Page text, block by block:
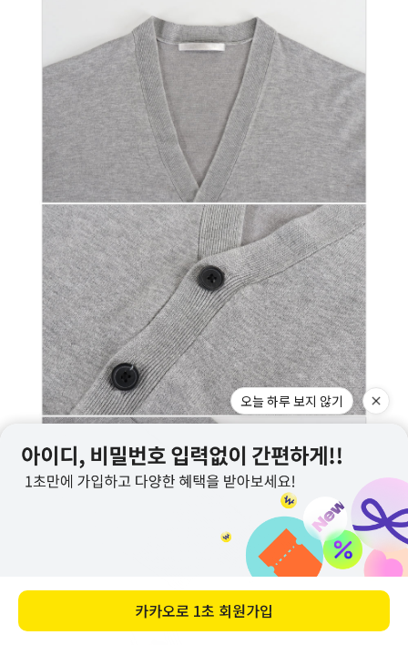
오늘 하루 보지 않기
카카오로 1초 회원가입